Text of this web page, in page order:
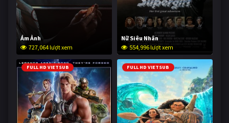
Ám Ảnh
727,064 lượt xem
Nữ Siêu Nhân
554,996 lượt xem
FULL HD VIETSUB FULL HD VIETSUB